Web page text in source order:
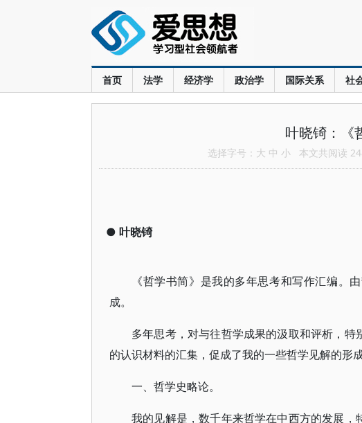
首页 法学 经济学 政治学 国际关系 社
叶晓锜：《
选择字号： 大 中 小 本文共阅读
● 叶晓锜
《哲学书简》是我的多年思考和写作汇编。
成。
多年思考，对与往哲学成果的汲取和评析，
的认识材料的汇集，促成了我的一些哲学见解的形
一、哲学史略论。
我的见解是，数千年来哲学在中西方的发展